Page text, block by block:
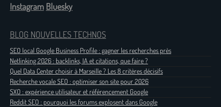
Instagram Bluesky
BLOG NOUVELLES TECHNOS
SEO local Google Business Profile : gagner les recherches près
Netlinking 2026 : backlinks, IA et citations, que faire ?
Quel Data Center choisir à Marseille ? Les 8 critères décisifs
Recherche vocale SEO : optimiser son site pour 2026
SXO : expérience utilisateur et référencement Google
Reddit SEO : pourquoi les forums explosent dans Google